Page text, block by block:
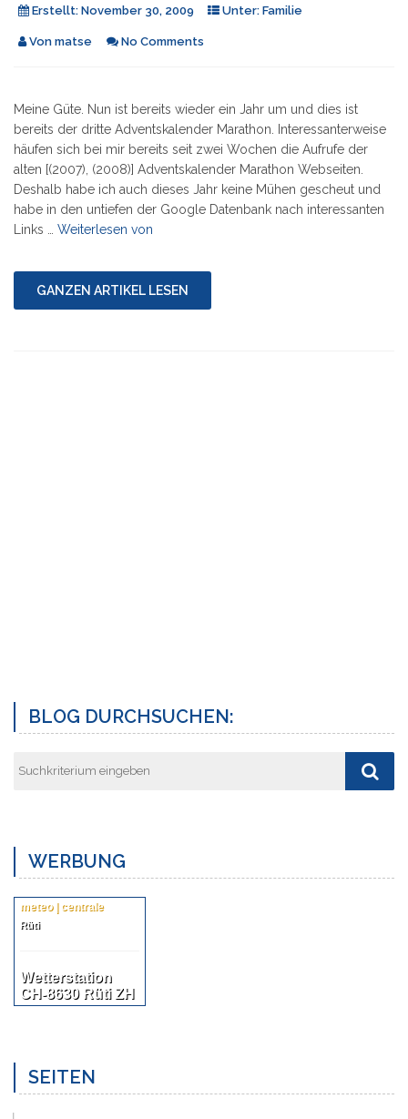
Erstellt: November 30, 2009 Unter: Familie
Von matse No Comments
Meine Güte. Nun ist bereits wieder ein Jahr um und dies ist
bereits der dritte Adventskalender Marathon. Interessanterweise
häufen sich bei mir bereits seit zwei Wochen die Aufrufe der
alten [(2007), (2008)] Adventskalender Marathon Webseiten.
Deshalb habe ich auch dieses Jahr keine Mühen gescheut und
habe in den untiefen der Google Datenbank nach interessanten
Links … Weiterlesen von
Marathon
2009"
GANZEN ARTIKEL LESEN
BLOG DURCHSUCHEN:
WERBUNG
meteo | centrale
Rüti
Wetterstation
CH-8630 Rüti ZH
SEITEN